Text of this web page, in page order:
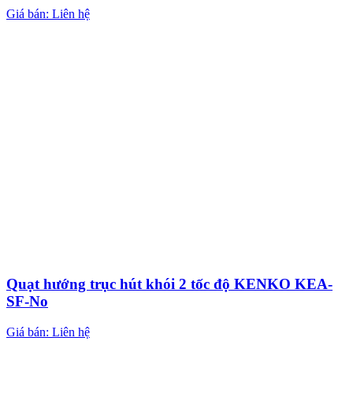
Giá bán: Liên hệ
Quạt hướng trục hút khói 2 tốc độ KENKO KEA-
SF-No
Giá bán: Liên hệ